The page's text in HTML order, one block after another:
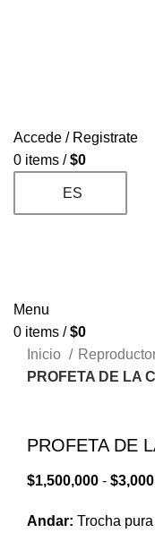
Accede / Registrate
0 items / $0
ES
Menu
0 items / $0
Inicio
PROFETA DE LA
PROFETA DE
$1,500,000 - $
Andar: Trocha